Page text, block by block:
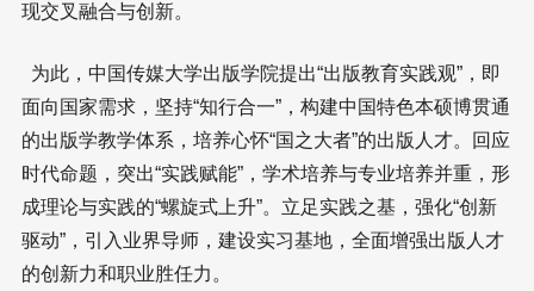
现交叉融合与创新。
为此，中国传媒大学出版学院提出“出版教育实践观”，即
面向国家需求，坚持“知行合一”，构建中国特色本硕博贯通
的出版学教学体系，培养心怀“国之大者”的出版人才。回应
时代命题，突出“实践赋能”，学术培养与专业培养并重，形
成理论与实践的“螺旋式上升”。立足实践之基，强化“创新
驱动”，引入业界导师，建设实习基地，全面增强出版人才
的创新力和职业胜任力。